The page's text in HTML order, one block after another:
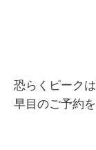
恐らくピーク
早目のご予約